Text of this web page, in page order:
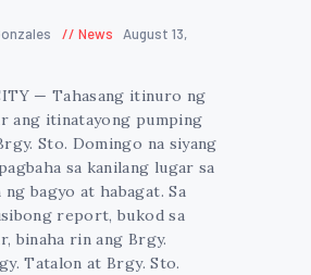
News
August 13,
— Tahasang itinuro ng
ang itinatayong pumping
Sto. Domingo na siyang
sa kanilang lugar sa
ng bagyo at habagat. Sa
report, bukod sa
binaha rin ang Brgy.
Tatalon at Brgy. Sto.